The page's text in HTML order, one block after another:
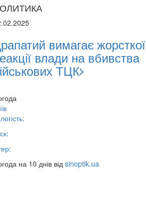
вимагає жорсткої
влади на вбивства
ТЦК
на 10 днів від sinoptik.ua